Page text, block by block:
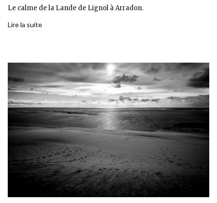
Le calme de la Lande de Lignol à Arradon.
Lire la suite